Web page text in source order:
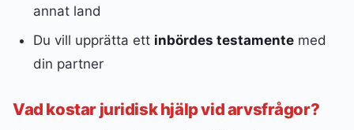
annat land
Du vill upprätta ett inbördes testamentemed
din partner
Vad kostar juridisk hjälp vid arvsfrågor?